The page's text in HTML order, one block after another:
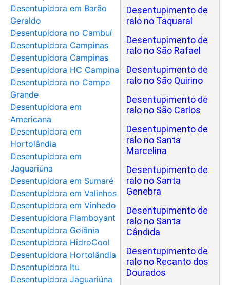
Desentupidora em Barão
Geraldo
Desentupidora no Cambuí
Desentupidora Campinas
Desentupidora Campinas
Desentupidora HC Campinas
Desentupidora no Campo
Grande
Desentupidora em
Americana
Desentupidora em
Hortolândia
Desentupidora em
Jaguariúna
Desentupidora em Sumaré
Desentupidora em Valinhos
Desentupidora em Vinhedo
Desentupidora Flamboyant
Desentupidora Goiânia
Desentupidora HidroCool
Desentupidora Hortolândia
Desentupidora Itu
Desentupidora Jaguariúna
Desentupimento de
ralo no Taquaral
Desentupimento de
ralo no São Rafael
Desentupimento de
ralo no São Quirino
Desentupimento de
ralo no São Carlos
Desentupimento de
ralo no Santa
Marcelina
Desentupimento de
ralo no Santa
Genebra
Desentupimento de
ralo no Santa
Cândida
Desentupimento de
ralo no Recanto dos
Dourados